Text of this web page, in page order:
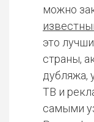
можно
это
страны,
дубляжа,
ТВ и
самыми